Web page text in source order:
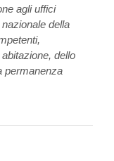
agli uffici
nazionale della
dello
permanenza